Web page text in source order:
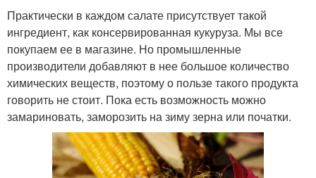
Практически в каждом салате присутствует такой
ингредиент, как консервированная кукуруза. Мы все
покупаем ее в магазине. Но промышленные
производители добавляют в нее большое количество
химических веществ, поэтому о пользе такого продукта
говорить не стоит. Пока есть возможность можно
замариновать, заморозить на зиму зерна или початки.